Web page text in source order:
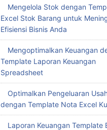
Mengelola Stok dengan
Excel Stok Barang untuk
Efisiensi Bisnis Anda
Mengoptimalkan Keuangan
Template Laporan Keuangan
Spreadsheet
Optimalkan Pengeluaran
dengan Template Nota Excel
Laporan Keuangan Template